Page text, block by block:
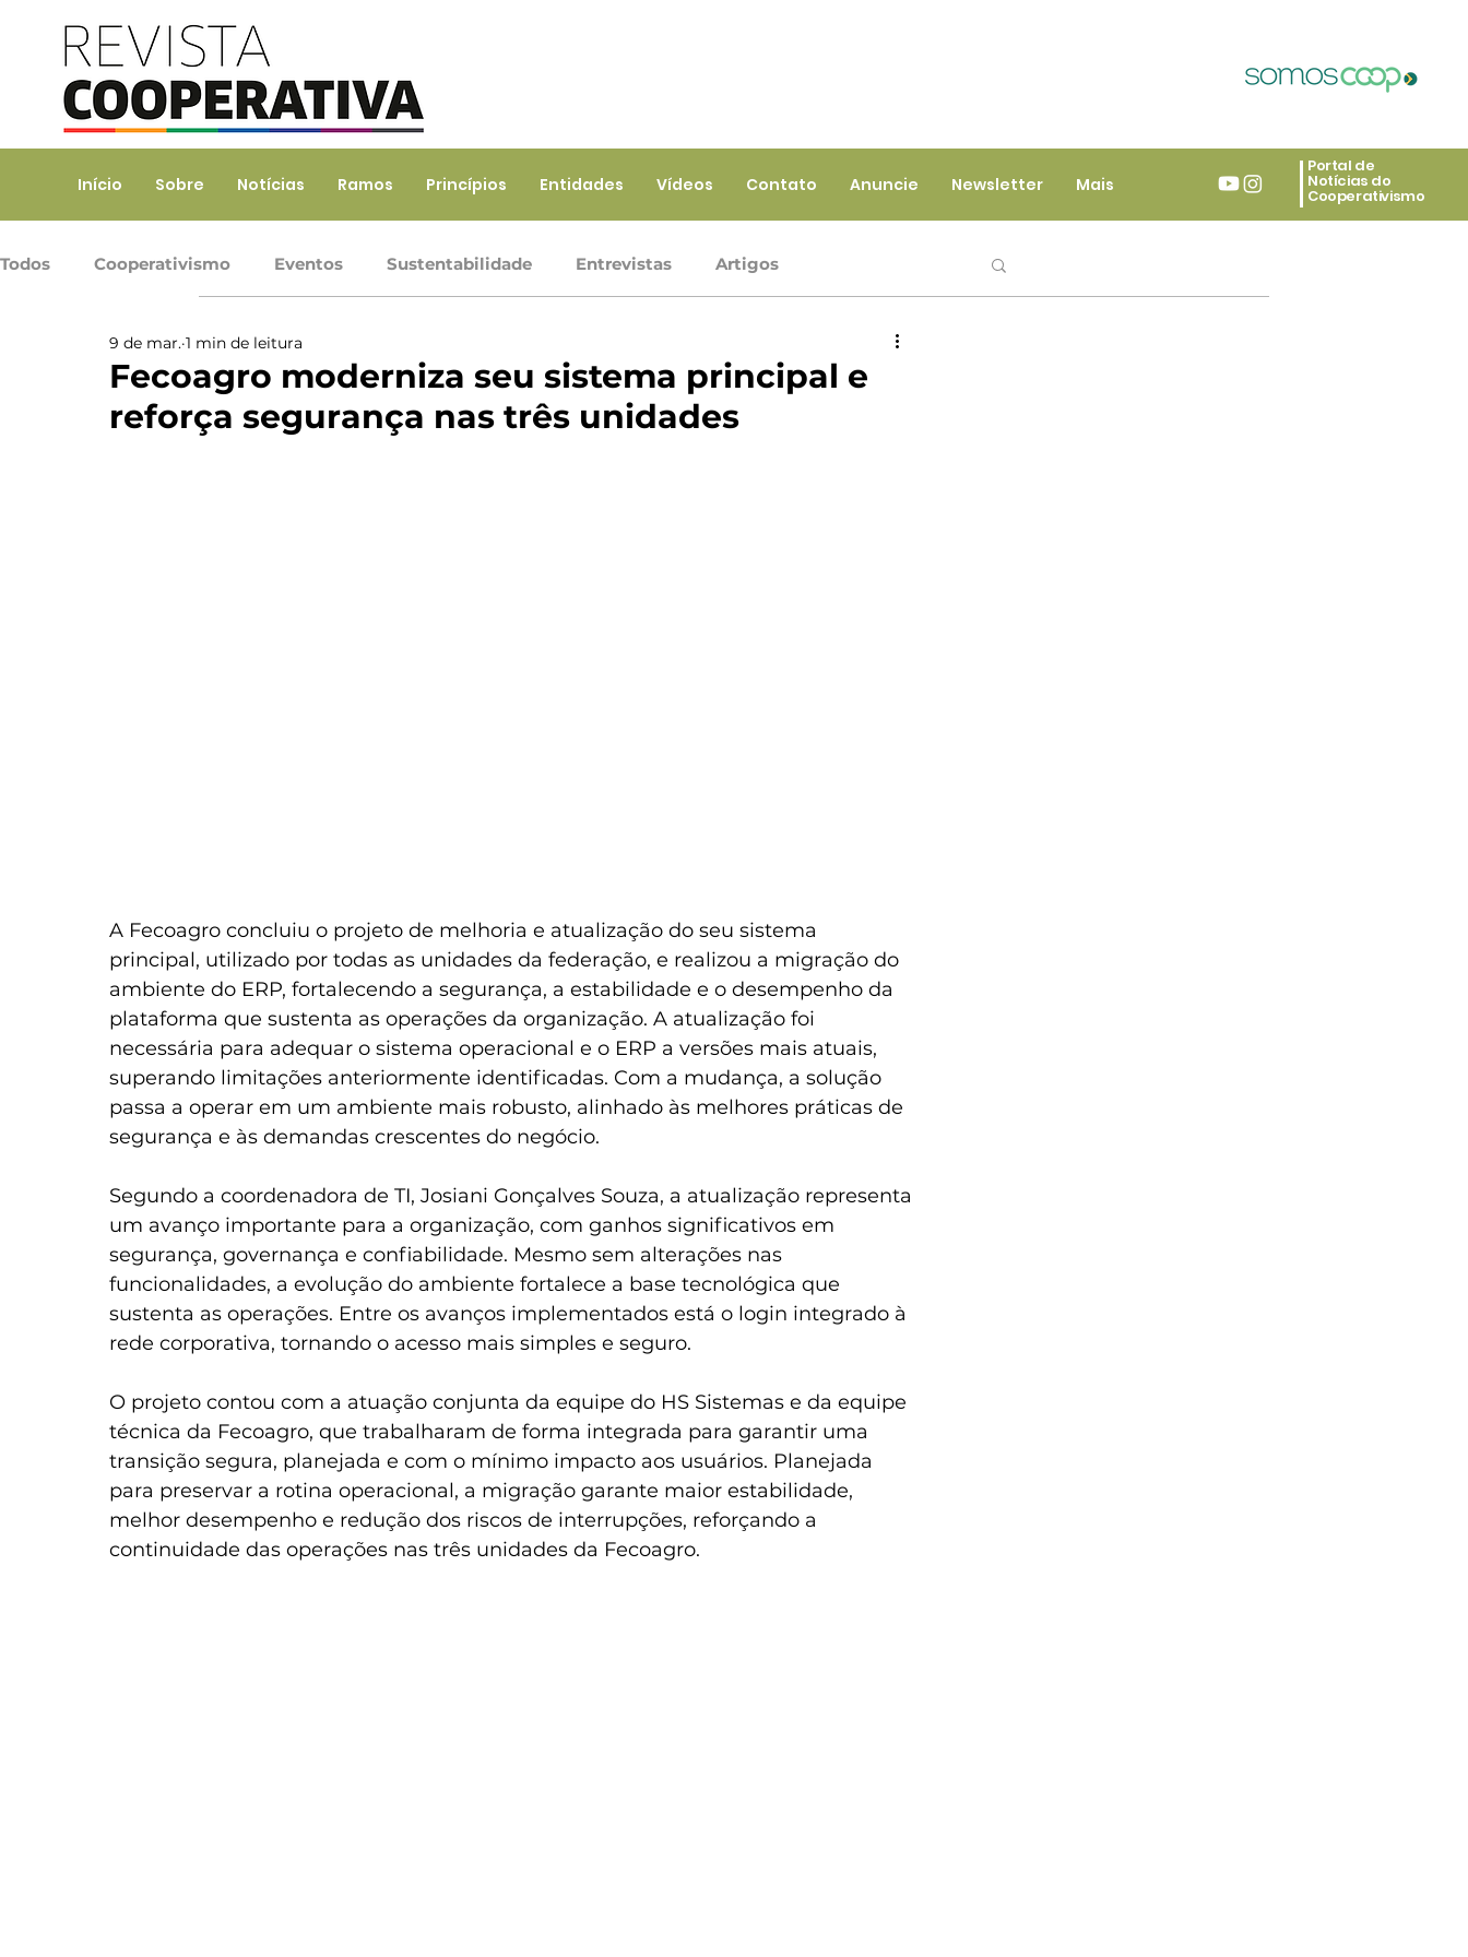
Início Sobre Notícias Ramos Princípios Entidades Vídeos Contato Anuncie Newsletter Mais
Portal de
Notícias do
Cooperativismo
Todos Cooperativismo Eventos Sustentabilidade Entrevistas Artigos
Ramo Agropecuário Ramo Consumo Ramo Saúde
Trabalho, Prod. de Bens e Serviços
Fecoagro moderniza seu sistema principal e
reforça segurança nas três unidades
9 de mar. 1 min de leitura
A Fecoagro concluiu o projeto de melhoria e atualização do seu sistema
principal, utilizado por todas as unidades da federação, e realizou a migração do
ambiente do ERP, fortalecendo a segurança, a estabilidade e o desempenho da
plataforma que sustenta as operações da organização. A atualização foi
necessária para adequar o sistema operacional e o ERP a versões mais atuais,
superando limitações anteriormente identificadas. Com a mudança, a solução
passa a operar em um ambiente mais robusto, alinhado às melhores práticas de
segurança e às demandas crescentes do negócio.
Segundo a coordenadora de TI, Josiani Gonçalves Souza, a atualização representa
um avanço importante para a organização, com ganhos significativos em
segurança, governança e confiabilidade. Mesmo sem alterações nas
funcionalidades, a evolução do ambiente fortalece a base tecnológica que
sustenta as operações. Entre os avanços implementados está o login integrado à
rede corporativa, tornando o acesso mais simples e seguro.
O projeto contou com a atuação conjunta da equipe do HS Sistemas e da equipe
técnica da Fecoagro, que trabalharam de forma integrada para garantir uma
transição segura, planejada e com o mínimo impacto aos usuários. Planejada
para preservar a rotina operacional, a migração garante maior estabilidade,
melhor desempenho e redução dos riscos de interrupções, reforçando a
continuidade das operações nas três unidades da Fecoagro.